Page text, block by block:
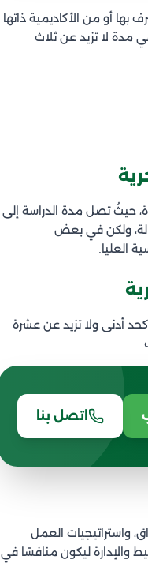
أو من الأكاديمية ذاتها
مدة لا تزيد عن ثلاث
حيثُ تصل مدة الدراسة إلى
معتمدة شاملة الرسالة، ولكن في بعض
أدنى ولا تزيد عن عشرة
اتصل بنا
واستراتيجيات العمل
والإدارة ليكون منافسًا في